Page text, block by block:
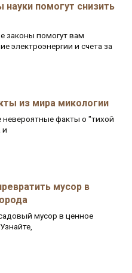
помогут снизить
законы помогут вам
электроэнергии и счета за
из мира микологии
невероятные факты о "тихой
и
мусор в
мусор в ценное